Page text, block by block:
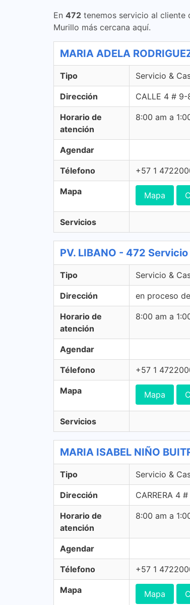
En 472 tenemos servicio al cliente
Murillo más cercana aquí.
MARIA ADELA
Tipo Servicio &
Dirección CALLE 4 # 9-
Horario de
atención
8:00 am a
Agendar
Télefono +57 1
Mapa Mapa
Servicios
PV. LIBANO - 472
Tipo Servicio &
Dirección en proceso
Horario de
atención
8:00 am a
Agendar
Télefono +57 1
Mapa Mapa
Servicios
MARIA ISABEL NIÑO
Tipo Servicio &
Dirección CARRERA 4
Horario de
atención
8:00 am a
Agendar
Télefono +57 1
Mapa Mapa